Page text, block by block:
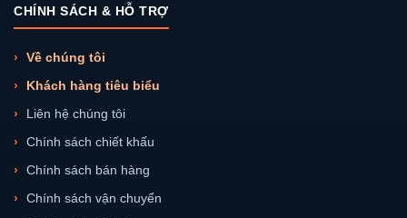
CHÍNH SÁCH & HỖ TRỢ
Về chúng tôi
Khách hàng tiêu biểu
Liên hệ chúng tôi
Chính sách chiết khấu
Chính sách bán hàng
Chính sách vận chuyển